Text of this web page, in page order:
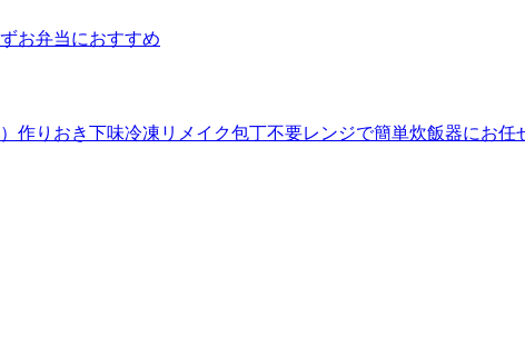
お弁当におすすめ
作りおき下味冷凍 リメイク包丁不要レンジで簡単炊飯器にお任